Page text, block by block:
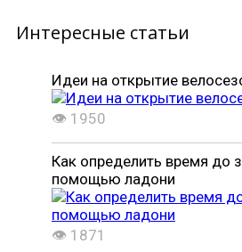
Интересные статьи
Идеи на открытие
👁 1950
Как определить время до
помощью ладони
👁 1871